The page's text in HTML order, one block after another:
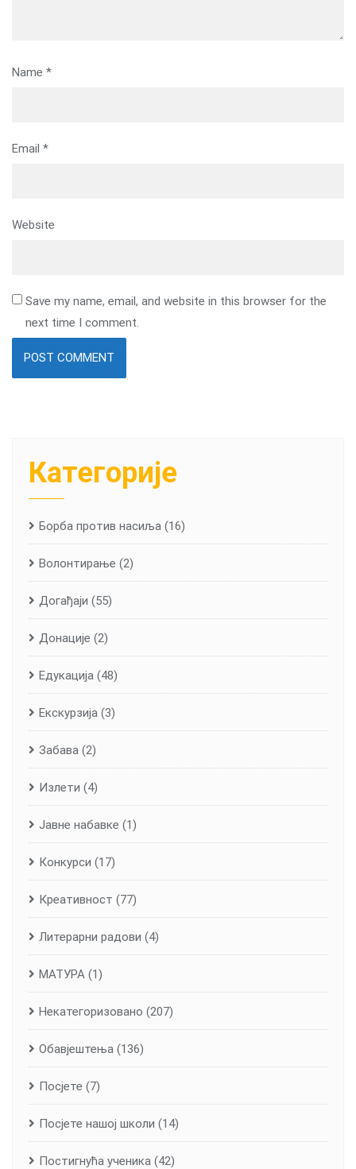
Name *
Email *
Website
Save my name, email, and website in this browser for the
next time I comment.
Категорије
Борба против насиља (16)
Волонтирање (2)
Догађаји (55)
Донације (2)
Едукација (48)
Екскурзија (3)
Забава (2)
Излети (4)
Јавне набавке (1)
Конкурси (17)
Креативност (77)
Литерарни радови (4)
МАТУРА (1)
Некатегоризовано (207)
Обавјештења (136)
Посјете (7)
Посјете нашој школи (14)
Постигнућа ученика (42)